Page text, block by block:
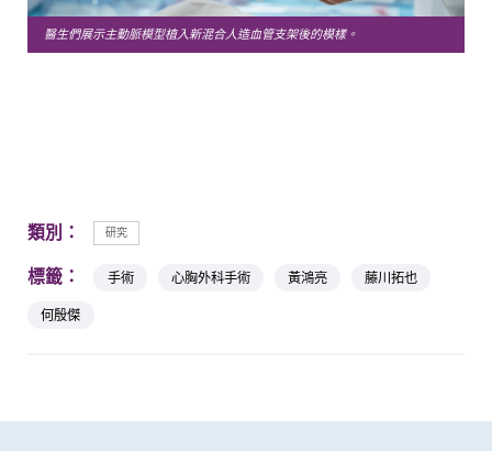
醫生們展示主動脈模型植入新混合人造血管支架後的模樣。
類別： 研究
標籤： 手術 心胸外科手術 黃鴻亮
藤川拓也
何殷傑